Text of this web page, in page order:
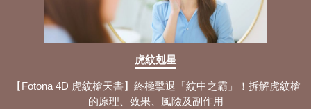
虎紋剋星
【Fotona 4D 虎紋槍天書】終極擊退「紋中之霸」！拆解虎紋槍
的原理、效果、風險及副作用